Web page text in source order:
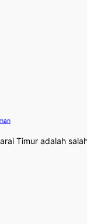
Timur adalah